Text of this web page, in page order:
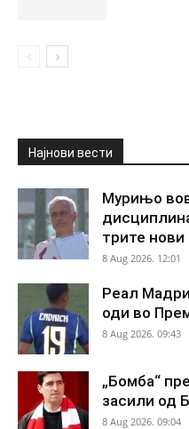
Најнови вести
Мурињо
трите нови
8 Aug 2026. 12:01
Реал
оди во
8 Aug 2026. 09:43
„Бомба“
засили од
8 Aug 2026. 09:04